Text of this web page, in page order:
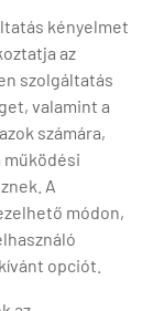
kényelmet
az
szolgáltatás
valamint a
számára,
működési
A
módon,
opciót.